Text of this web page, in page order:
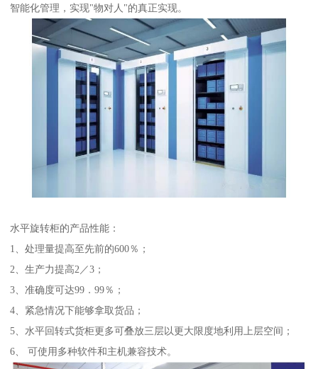
智能化管理，实现"物对人"的真正实现。
水平旋转柜的产品性能：
1、处理量提高至先前的600％；
2、生产力提高2／3；
3、准确度可达99．99％；
4、紧急情况下能够拿取货品；
5、水平回转式货柜更多可叠放三层以更大限度地利用上层空间；
6、 可使用多种软件和主机兼容技术。